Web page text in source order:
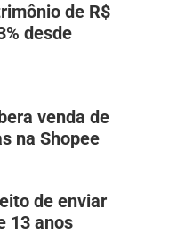
de R$
desde
venda de
na Shopee
de enviar
13 anos